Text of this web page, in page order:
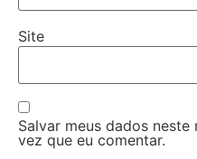
Site
Salvar meus dados
vez que eu comentar.